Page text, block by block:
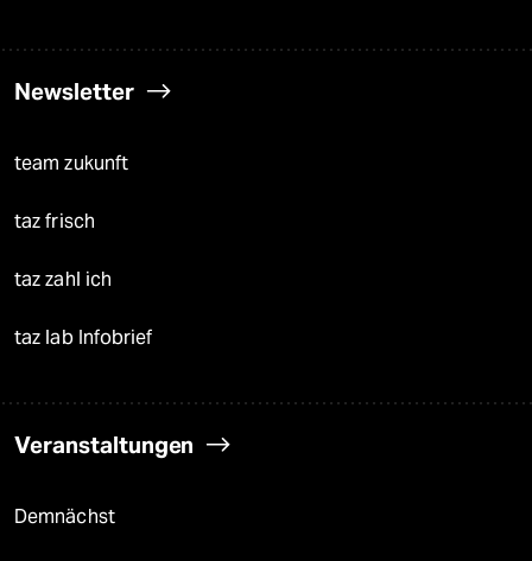
Newsletter
team zukunft
taz frisch
taz zahl ich
taz lab Infobrief
Veranstaltungen
Demnächst